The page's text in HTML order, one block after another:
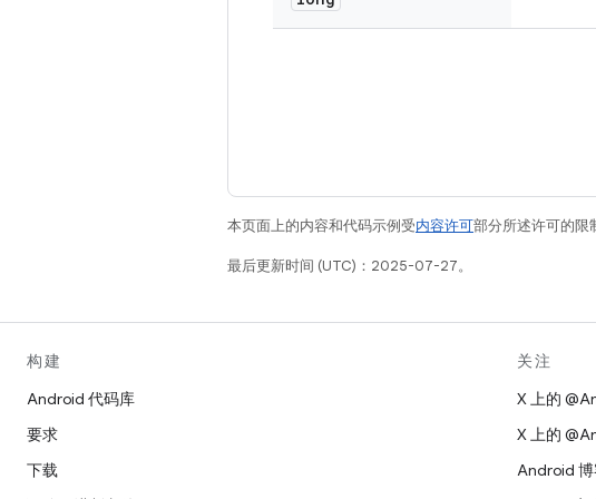
本页面上的内容和代码示例受内容许可部分所述许可的限
最后更新时间 (UTC)：2025-07-27。
构建
Android 代码库
要求
下载
关注
X 上的
X 上的
Android 博